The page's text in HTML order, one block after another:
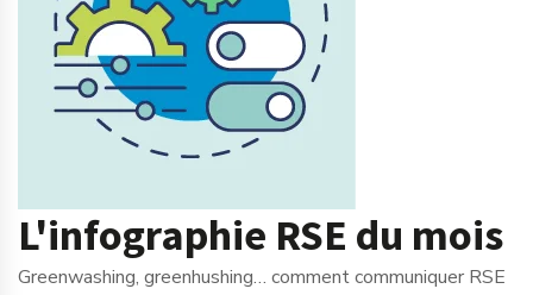
L'infographie RSE du mois
Greenwashing, greenhushing… comment communiquer RSE